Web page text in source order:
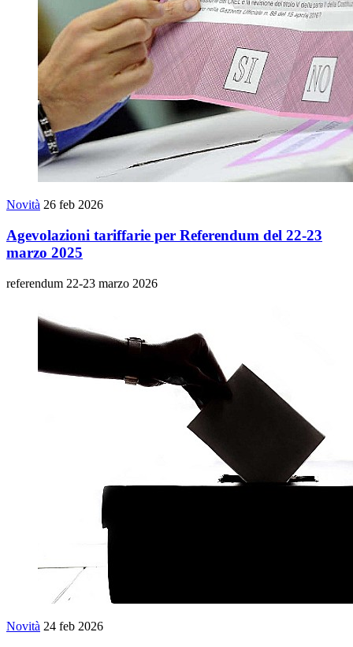
Novità 26 feb 2026
Agevolazioni tariffarie per Referendum del 22-23
marzo 2025
referendum 22-23 marzo 2026
Novità 24 feb 2026